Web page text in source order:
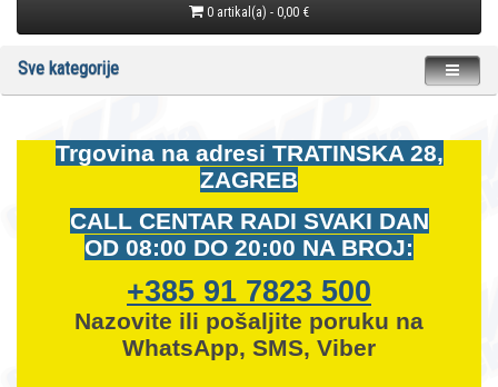
0 artikal(a) - 0,00 €
Sve kategorije
Trgovina na adresi TRATINSKA 28,
ZAGREB
CALL CENTAR RADI SVAKI DAN
OD 08:00 DO 20:00 NA BROJ:
+385 91 7823 500
Nazovite ili pošaljite poruku na
WhatsApp, SMS, Viber